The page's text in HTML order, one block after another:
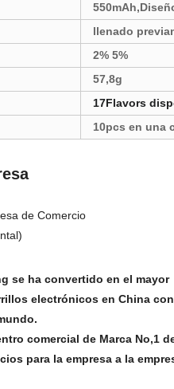
llenado
2% 5%
57,8g
17Flavors
10pcs en una
de Comercio
se ha convertido en el
electrónicos en China
comercial de Marca No,1
para la empresa a la